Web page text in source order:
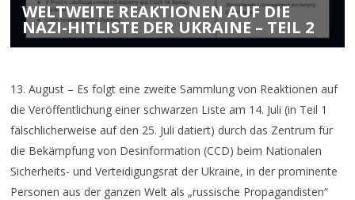
WELTWEITE REAKTIONEN AUF DIE
NAZI-HITLISTE DER UKRAINE – TEIL 2
13. August – Es folgt eine zweite Sammlung von Reaktionen auf
die Veröffentlichung einer schwarzen Liste am 14. Juli (in Teil 1
fälschlicherweise auf den 25. Juli datiert) durch das Zentrum für
die Bekämpfung von Desinformation (CCD) beim Nationalen
Sicherheits- und Verteidigungsrat der Ukraine, in der prominente
Personen aus der ganzen Welt als „russische Propagandisten“